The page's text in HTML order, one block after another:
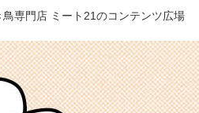
鳥専門店 ミート21のコンテンツ広場